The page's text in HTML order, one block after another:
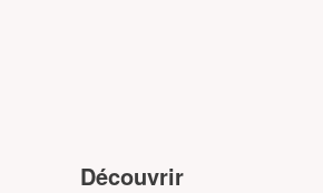
Découvrir